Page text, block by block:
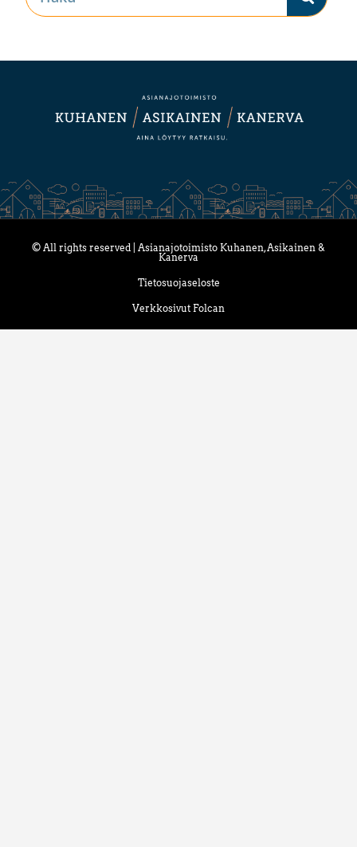
© All rights reserved | Asianajotoimisto Kuhanen, Asikainen &
Kanerva
Tietosuojaseloste
Verkkosivut Folcan